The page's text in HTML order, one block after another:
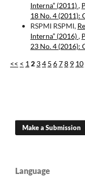
Interna” (2011),
18 No. 4 (2011):
RSPMI RSPMI,
Interna” (2016),
23 No. 4 (2016):
<< < 1 2 34 5 678 9 10
Make a Submission
Language